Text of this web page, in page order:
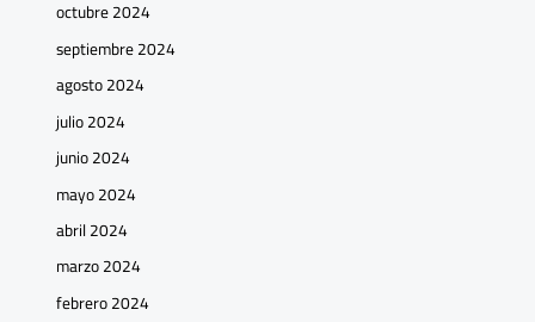
octubre 2024
septiembre 2024
agosto 2024
julio 2024
junio 2024
mayo 2024
abril 2024
marzo 2024
febrero 2024